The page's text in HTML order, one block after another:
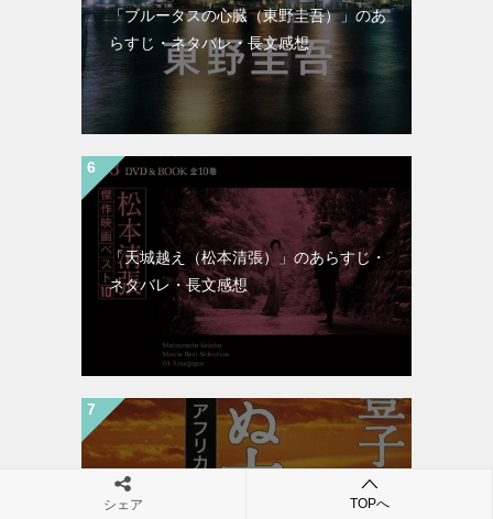
「ブルータスの心臓（東野圭吾）」のあ
らすじ・ネタバレ・長文感想
「天城越え（松本清張）」のあらすじ・
ネタバレ・長文感想
「沈まぬ太陽（山崎豊子）」のあらす
シェア TOPへ